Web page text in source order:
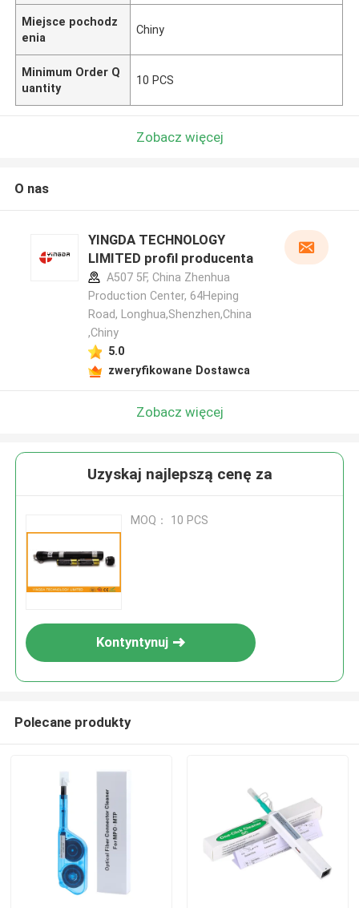
Miejsce pochodz
enia
Chiny
Minimum Order Q
uantity
10 PCS
Zobacz więcej
O nas
YINGDA TECHNOLOGY
LIMITED profil producenta
A507 5F, China Zhenhua
Production Center, 64Heping
Road, Longhua,Shenzhen,China
,Chiny
5.0
zweryfikowane Dostawca
Zobacz więcej
Uzyskaj najlepszą cenę za
MOQ： 10 PCS
Kontyntynuj
Polecane produkty